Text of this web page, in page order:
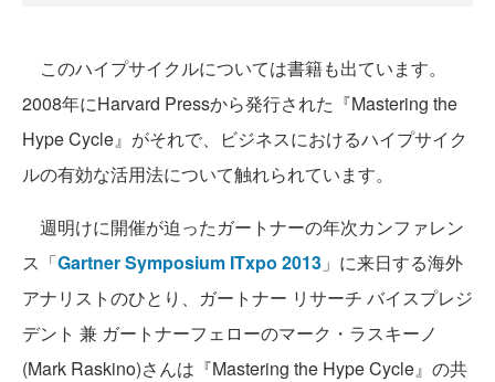
このハイプサイクルについては書籍も出ています。
2008年にHarvard Pressから発行された『Mastering the
Hype Cycle』がそれで、ビジネスにおけるハイプサイク
ルの有効な活用法について触れられています。
週明けに開催が迫ったガートナーの年次カンファレン
ス「Gartner Symposium ITxpo 2013 」に来日する海外
アナリストのひとり、ガートナー リサーチ バイスプレジ
デント 兼 ガートナーフェローのマーク・ラスキーノ
(Mark Raskino)さんは『Mastering the Hype Cycle』の共